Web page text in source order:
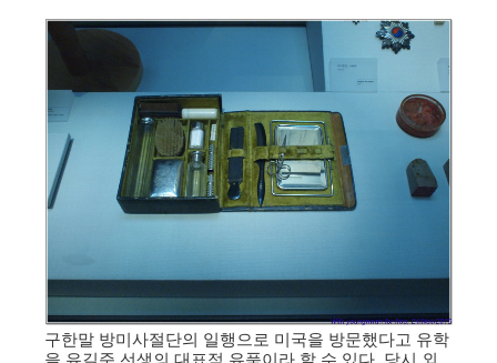
구한말 방미사절단의 일행으로 미국을 방문했다고 유학